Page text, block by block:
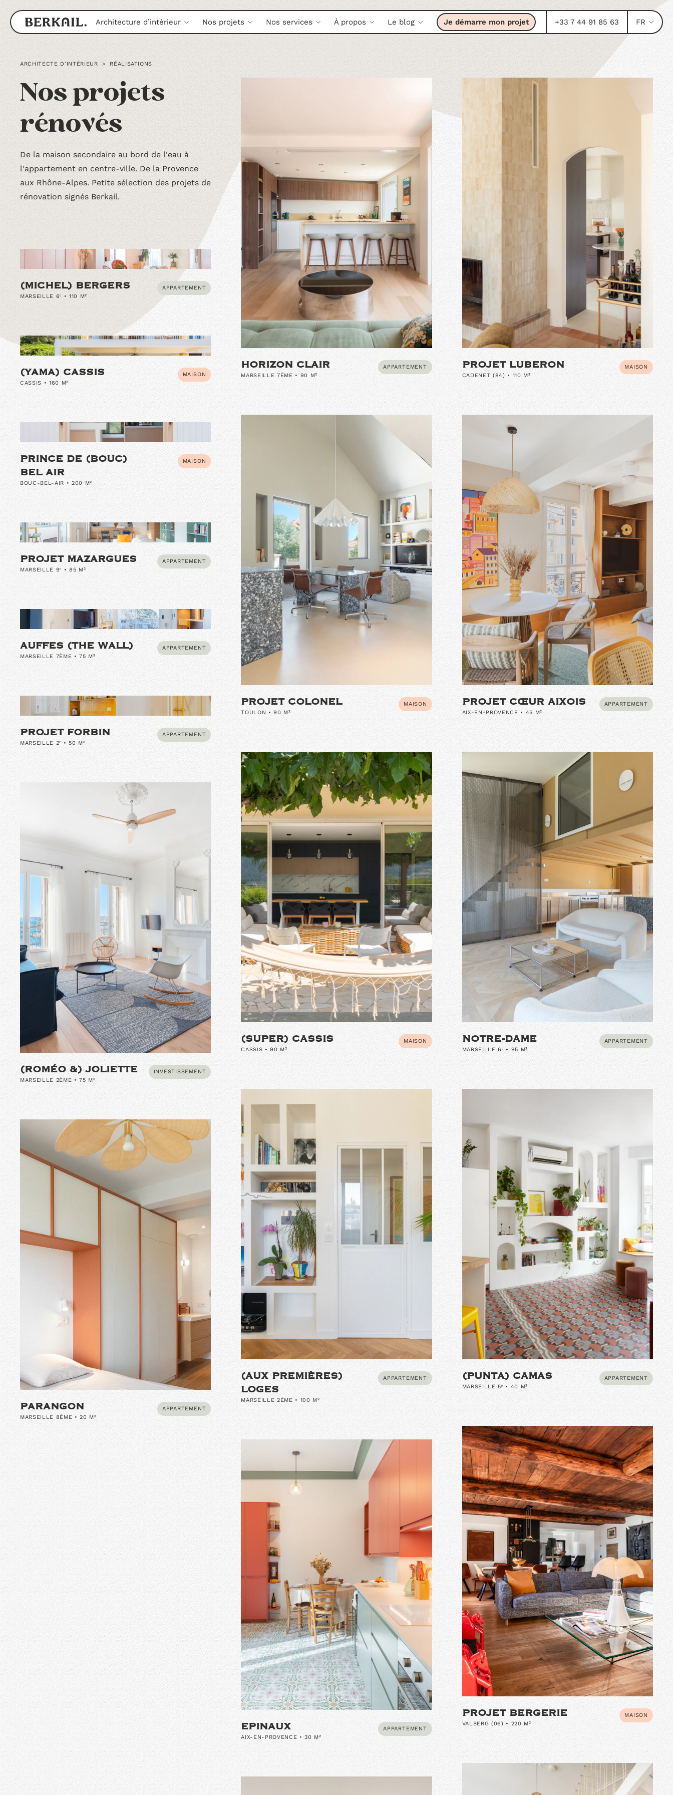
Architecture d’intérieur Nos projets Nos services À propos Le blog Je démarre mon projet +33 7 44 91 85 63 FR
ARCHITECTE D'INTÉRIEUR > RÉALISATIONS
Nos projets
rénovés
De la maison secondaire au bord de l'eau à
l'appartement en centre-ville. De la Provence
aux Rhône-Alpes. Petite sélection des projets de
rénovation signés Berkail.
APPARTEMENT
(MICHEL) BERGERS
MARSEILLE 6ᵉ • 110 M²
MAISON
(YAMA) CASSIS
CASSIS • 160 M²
MAISON
PRINCE DE (BOUC)
BEL AIR
BOUC-BEL-AIR • 200 M²
APPARTEMENT
PROJET MAZARGUES
MARSEILLE 9ᵉ • 85 M²
APPARTEMENT
AUFFES (THE WALL)
MARSEILLE 7ÈME • 75 M²
APPARTEMENT
PROJET FORBIN
MARSEILLE 2ᵉ • 50 M²
INVESTISSEMENT
(ROMÉO &) JOLIETTE
MARSEILLE 2ÈME • 75 M²
APPARTEMENT
PARANGON
MARSEILLE 8ÈME • 20 M²
APPARTEMENT
HORIZON CLAIR
MARSEILLE 7ÈME • 90 M²
MAISON
PROJET COLONEL
TOULON • 90 M²
MAISON
(SUPER) CASSIS
CASSIS • 90 M²
APPARTEMENT
(AUX PREMIÈRES)
LOGES
MARSEILLE 2ÈME • 100 M²
APPARTEMENT
EPINAUX
AIX-EN-PROVENCE • 30 M²
MAISON
PROJET LUBERON
CADENET (84) • 110 M²
APPARTEMENT
PROJET CŒUR AIXOIS
AIX-EN-PROVENCE • 45 M²
APPARTEMENT
NOTRE-DAME
MARSEILLE 6ᵉ • 95 M²
APPARTEMENT
(PUNTA) CAMAS
MARSEILLE 5ᵉ • 40 M²
MAISON
PROJET BERGERIE
VALBERG (06) • 220 M²